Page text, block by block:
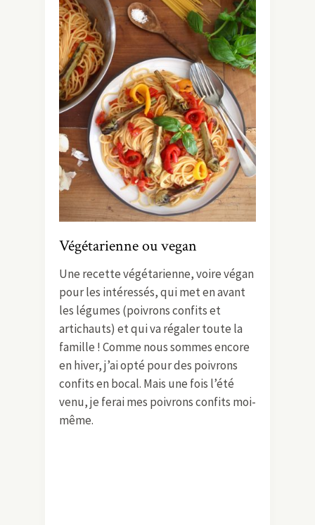
Végétarienne ou vegan
Une recette végétarienne, voire végan
pour les intéressés, qui met en avant
les légumes (poivrons confits et
artichauts) et qui va régaler toute la
famille ! Comme nous sommes encore
en hiver, j’ai opté pour des poivrons
confits en bocal. Mais une fois l’été
venu, je ferai mes poivrons confits moi-
même.